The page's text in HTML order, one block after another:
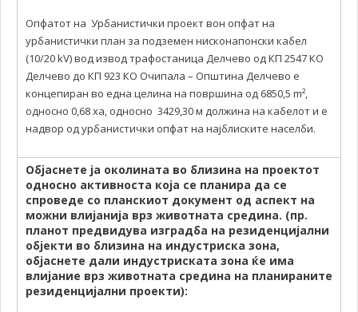
Опфатот на Урбанистички проект вон опфат на
урбанистички план за подземен нисконапонски кабел
(10/20 kV) вод извод трафостаница Делчево од КП 2547 КО
Делчево до КП 923 КО Очипала – Општина Делчево е
концепиран во една целина на површина од 6850,5 m²,
односно 0,68 хa, односно 3429,30 м должина на кабелот и е
надвор од урбанистички опфат на најблиските населби.
Објаснете ја околината во близина на проектот
односно активноста која се планира да се
спроведе со планскиот документ од аспект на
можни влијанија врз животната средина. (пр.
планот предвидува изградба на резиденцијални
објекти во близина на индустриска зона,
објаснете дали индустриската зона ќе има
влијание врз животната средина на планираните
резиденцијални проекти):